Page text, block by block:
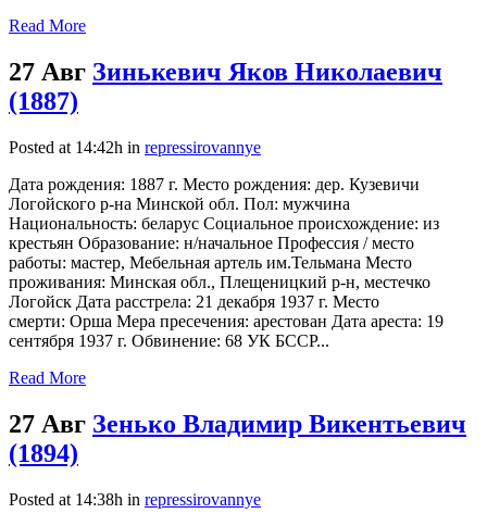
Read More
27 Авг Зинькевич Яков Николаевич
(1887)
Posted at 14:42h in repressirovannye
Дата рождения: 1887 г. Место рождения: дер. Кузевичи
Логойского р-на Минской обл. Пол: мужчина
Национальность: беларус Социальное происхождение: из
крестьян Образование: н/начальное Профессия / место
работы: мастер, Мебельная артель им.Тельмана Место
проживания: Минская обл., Плещеницкий р-н, местечко
Логойск Дата расстрела: 21 декабря 1937 г. Место
смерти: Орша Мера пресечения: арестован Дата ареста: 19
сентября 1937 г. Обвинение: 68 УК БССР...
Read More
27 Авг Зенько Владимир Викентьевич
(1894)
Posted at 14:38h in repressirovannye